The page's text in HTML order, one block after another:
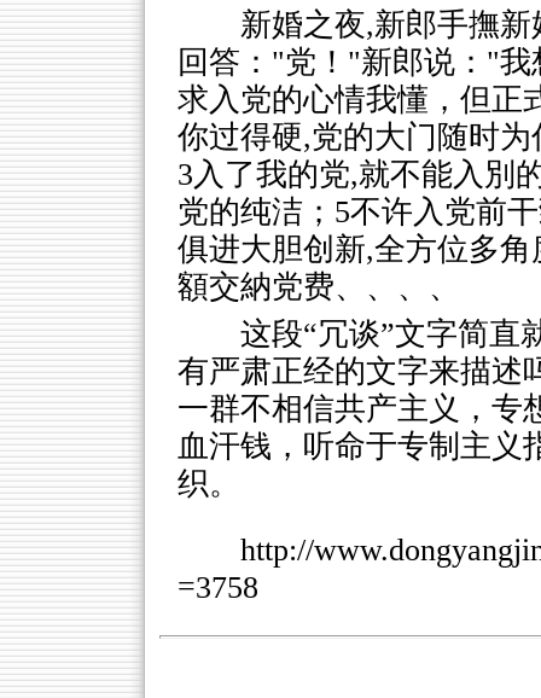
新婚之夜,新郎手撫
回答："党！"新郎说："
求入党的心情我懂，但正
你过得硬,党的大门随时
3入了我的党,就不能入別
党的纯洁；5不许入党前
俱进大胆创新,全方位多
額交納党费、、、、
这段“冗谈”文字简直
有严肃正经的文字来描述
一群不相信共产主义，专
血汗钱，听命于专制主义
织。
http://
=3758